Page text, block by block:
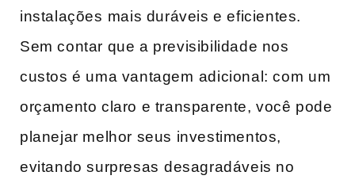
instalações⁣ mais duráveis‌ e eficientes.
Sem contar ‍que a previsibilidade nos
custos é ​uma vantagem⁣ adicional: com ⁤um
orçamento claro e transparente, você pode
planejar melhor seus investimentos,
‌evitando surpresas⁤ desagradáveis no